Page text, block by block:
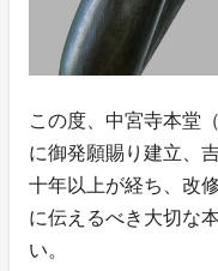
この度、中宮寺本堂
に御発願賜り建立、
十年以上が経ち、改
に伝えるべき大切な
い。